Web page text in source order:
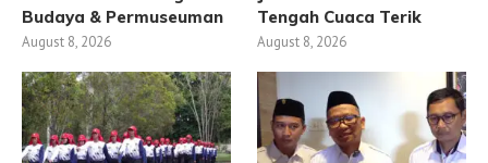
Budaya & Permuseuman
August 8, 2026
Tengah Cuaca Terik
August 8, 2026